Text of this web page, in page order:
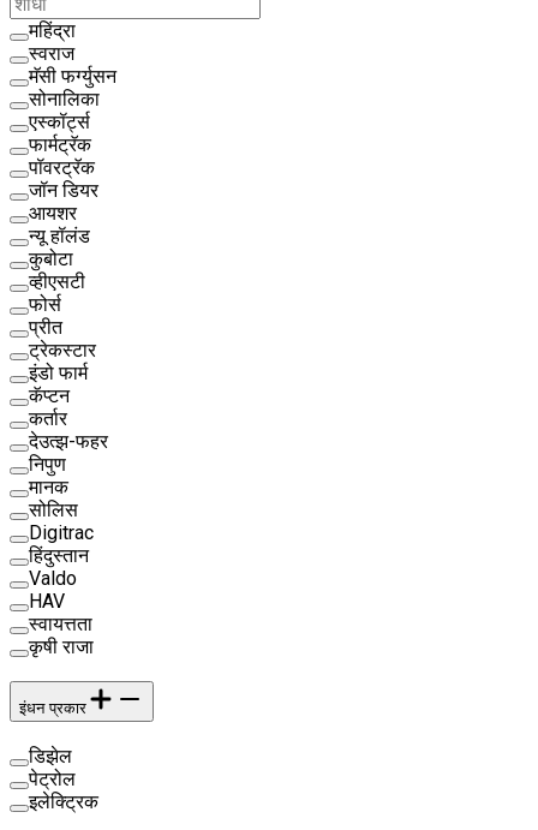
महिंद्रा
स्वराज
मॅसी फर्ग्युसन
सोनालिका
एस्कॉर्ट्स
फार्मट्रॅक
पॉवरट्रॅक
जॉन डियर
आयशर
न्यू हॉलंड
कुबोटा
व्हीएसटी
फोर्स
प्रीत
ट्रेकस्टार
इंडो फार्म
कॅप्टन
कर्तार
देउत्झ-फहर
निपुण
मानक
सोलिस
Digitrac
हिंदुस्तान
Valdo
HAV
स्वायत्तता
कृषी राजा
इंधन प्रकार
डिझेल
पेट्रोल
इलेक्ट्रिक